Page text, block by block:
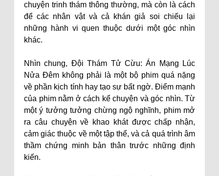
chuyện trinh thám thông thường, mà còn là cách
để các nhân vật và cả khán giả soi chiếu lại
những hành vi quen thuộc dưới một góc nhìn
khác.
Nhìn chung, Đội Thám Tử Cừu: Án Mạng Lúc
Nửa Đêm không phải là một bộ phim quá nặng
về phần kịch tính hay tạo sự bất ngờ. Điểm mạnh
của phim nằm ở cách kể chuyện và góc nhìn. Từ
một ý tưởng tưởng chừng ngộ nghĩnh, phim mở
ra câu chuyện về khao khát được chấp nhận,
cảm giác thuộc về một tập thể, và cả quá trình âm
thầm chứng minh bản thân trước những định
kiến.